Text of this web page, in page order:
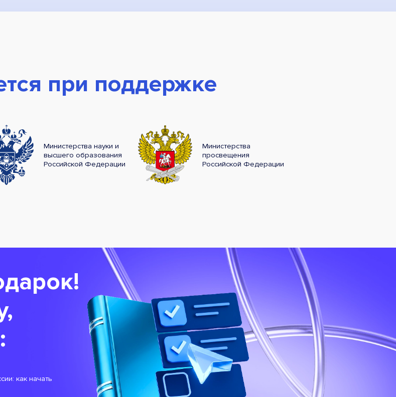
при поддержке
Министерства науки и
высшего образования
Российской Федерации
Министерства
просвещения
Российской Федерации
как начать